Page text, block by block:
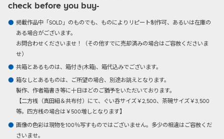
check before you buy-
掲載作品中「SOLD」のものでも、ものによりリピート制作可、あるいは在庫の
ある場合がございます。
お問合わせくださいませ！（その他すでに売却済みの場合はご容赦くださいま
せ）
共箱とあるものは、箱付き(木箱)、箱代込みでございます。
箱なしとあるものは、ご所望の場合、別途お誂えとなります。
製作、作者箱書き等に十日ほどのご猶予をいただいております。
【二方桟（真田紐＆共布付）にて、ぐい呑サイズ￥2,500、茶碗サイズ￥3,500
等。四方桟の場合は￥500増しとなります】
画像の色彩は現物を100％写すものではございません。多少の相違はご容赦くだ
さいませ。